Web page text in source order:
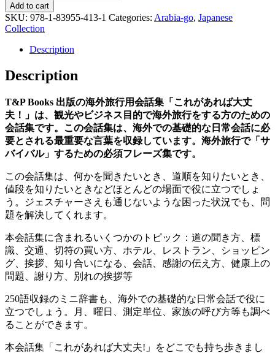
Add to cart
SKU: 978-1-83955-413-1 Categories: Arabia-go, Japanese
Collection
Description
Description
T&P Books 出版の海外旅行用会話集「これがあれば大丈
夫！」は、観光やビジネス目的で海外旅行をする方のための
会話集です。この会話集は、海外での基礎的な日常会話に必
要とされる最重要な言葉を収録しています。海外旅行で「サ
バイバル」するための必須フレーズ集です。
この会話集は、何かを聞きたいとき、道順を知りたいとき、
値段を知りたいときなどほとんどの場面で役に立つでしょ
う。ジェスチャーさえも通じないような困った状況でも、問
題を解決してくれます。
本会話集に含まれるいくつかのトピック：道の聞き方、標
識、交通、切符の買い方、ホテル、レストラン、ショッピン
グ、挨拶、知り合いになる、会話、感謝の伝え方、健康上の
問題、謝り方、別れの挨拶等
250語収録のミニ辞書も、海外での基礎的な日常会話で役に
立つでしょう。月、曜日、測定単位、家族の呼び方等も調べ
ることができます。
本会話集「これがあれば大丈夫!」をどこでも持ち歩きまし